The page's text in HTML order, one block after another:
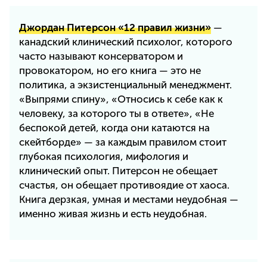
Джордан Питерсон «12 правил жизни» —
канадский клинический психолог, которого
часто называют консерватором и
провокатором, но его книга — это не
политика, а экзистенциальный менеджмент.
«Выпрями спину», «Относись к себе как к
человеку, за которого ты в ответе», «Не
беспокой детей, когда они катаются на
скейтборде» — за каждым правилом стоит
глубокая психология, мифология и
клинический опыт. Питерсон не обещает
счастья, он обещает противоядие от хаоса.
Книга дерзкая, умная и местами неудобная —
именно живая жизнь и есть неудобная.